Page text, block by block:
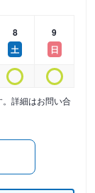
8
土
9
日
詳細はお問い合